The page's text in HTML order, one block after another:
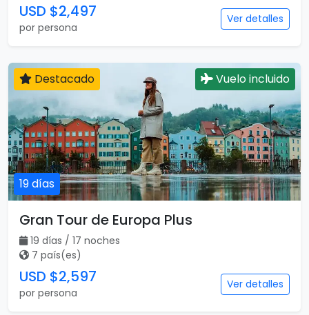
USD $2,497
por persona
Ver detalles
19 días
Destacado Vuelo incluido
Gran Tour de Europa Plus
19 días / 17 noches
7 país(es)
USD $2,597
por persona
Ver detalles